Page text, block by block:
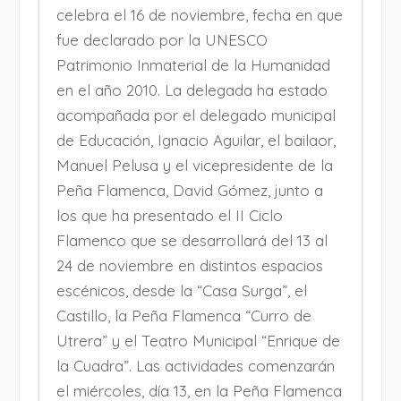
celebra el 16 de noviembre, fecha en que
fue declarado por la UNESCO
Patrimonio Inmaterial de la Humanidad
en el año 2010. La delegada ha estado
acompañada por el delegado municipal
de Educación, Ignacio Aguilar, el bailaor,
Manuel Pelusa y el vicepresidente de la
Peña Flamenca, David Gómez, junto a
los que ha presentado el II Ciclo
Flamenco que se desarrollará del 13 al
24 de noviembre en distintos espacios
escénicos, desde la “Casa Surga”, el
Castillo, la Peña Flamenca “Curro de
Utrera” y el Teatro Municipal “Enrique de
la Cuadra”. Las actividades comenzarán
el miércoles, día 13, en la Peña Flamenca